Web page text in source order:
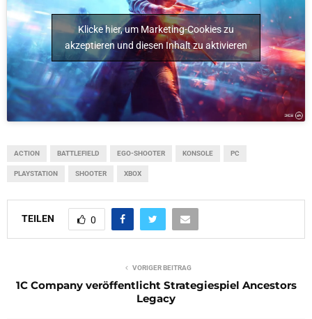
Klicke hier, um Marketing-Cookies zu
akzeptieren und diesen Inhalt zu aktivieren
ACTION BATTLEFIELD EGO-SHOOTER KONSOLE PC
PLAYSTATION SHOOTER XBOX
TEILEN 0
VORIGER BEITRAG
1C Company veröffentlicht Strategiespiel Ancestors
Legacy